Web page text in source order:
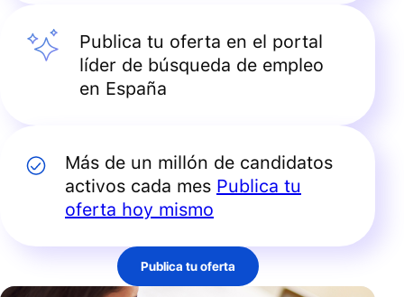
Publica tu oferta en el portal
líder de búsqueda de empleo
en España
Más de un millón de candidatos
activos cada mes Publica tu
oferta hoy mismo
Publica tu oferta